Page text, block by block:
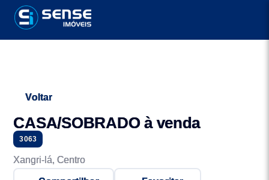
Voltar
CASA/SOBRADO à venda
3063
Xangri-lá, Centro